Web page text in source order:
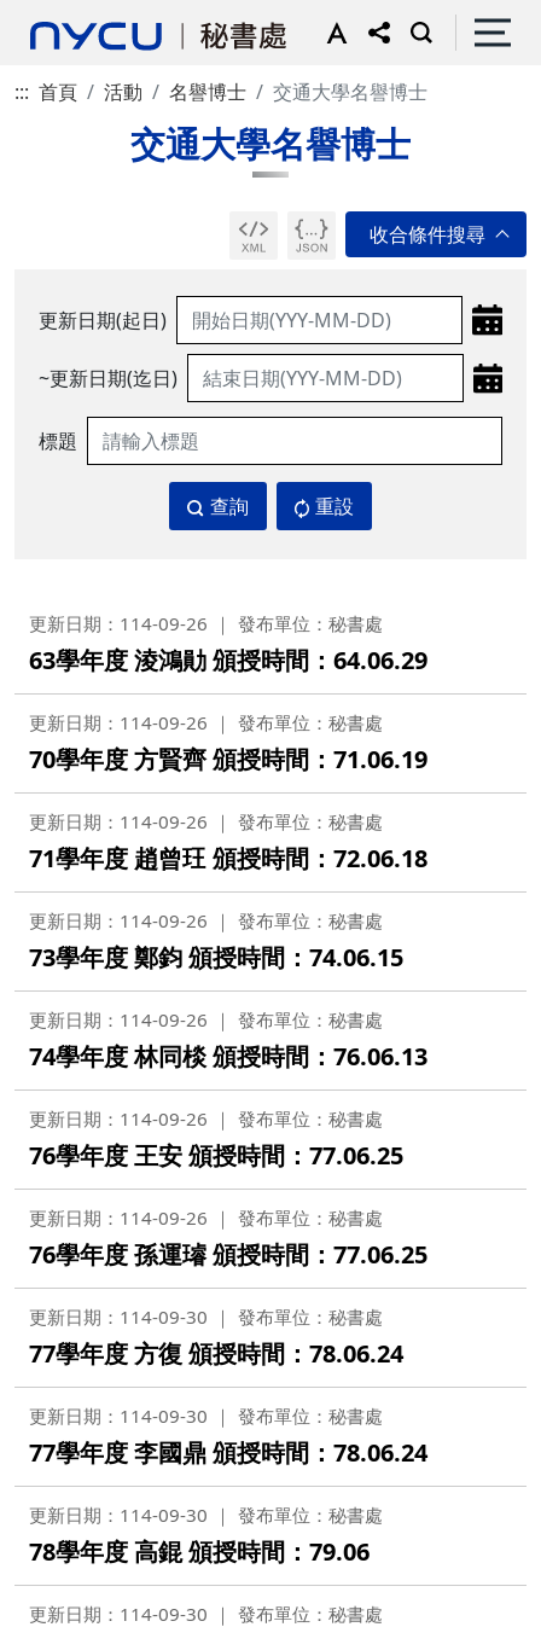
::: 首頁 活動 名譽博士 交通大學名譽博士
交通大學名譽博士
更新日期(起日)
~更新日期(迄日)
標題
查詢 重設
更新日期：114-09-26 發布單位：秘書處
63學年度 淩鴻勛 頒授時間：64.06.29
更新日期：114-09-26 發布單位：秘書處
70學年度 方賢齊 頒授時間：71.06.19
更新日期：114-09-26 發布單位：秘書處
71學年度 趙曾玨 頒授時間：72.06.18
更新日期：114-09-26 發布單位：秘書處
73學年度 鄭鈞 頒授時間：74.06.15
更新日期：114-09-26 發布單位：秘書處
74學年度 林同棪 頒授時間：76.06.13
更新日期：114-09-26 發布單位：秘書處
76學年度 王安 頒授時間：77.06.25
更新日期：114-09-26 發布單位：秘書處
76學年度 孫運璿 頒授時間：77.06.25
更新日期：114-09-30 發布單位：秘書處
77學年度 方復 頒授時間：78.06.24
更新日期：114-09-30 發布單位：秘書處
77學年度 李國鼎 頒授時間：78.06.24
更新日期：114-09-30 發布單位：秘書處
78學年度 高錕 頒授時間：79.06
更新日期：114-09-30 發布單位：秘書處